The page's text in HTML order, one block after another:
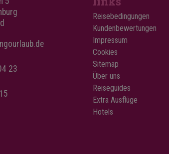
23
Reisebedingungen
Kundenbewertungen
Impressum
Cookies
Sitemap
Über uns
Reiseguides
Extra Ausflüge
Hotels